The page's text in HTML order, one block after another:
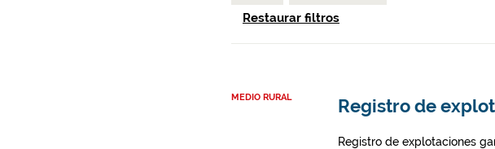
Restaurar filtros
MEDIO RURAL Registro de
Registro de explotaciones